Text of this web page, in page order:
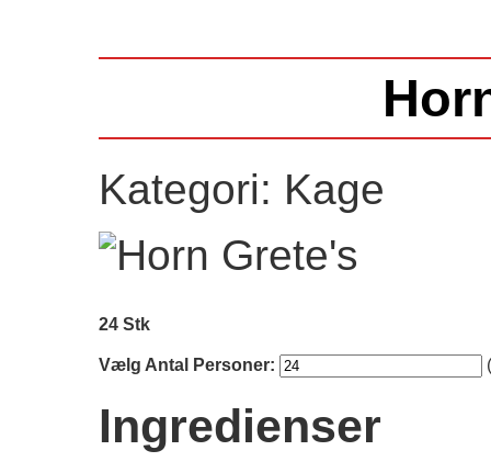
Kategori: Kage
24 Stk
Vælg Antal Personer:
Ingredienser